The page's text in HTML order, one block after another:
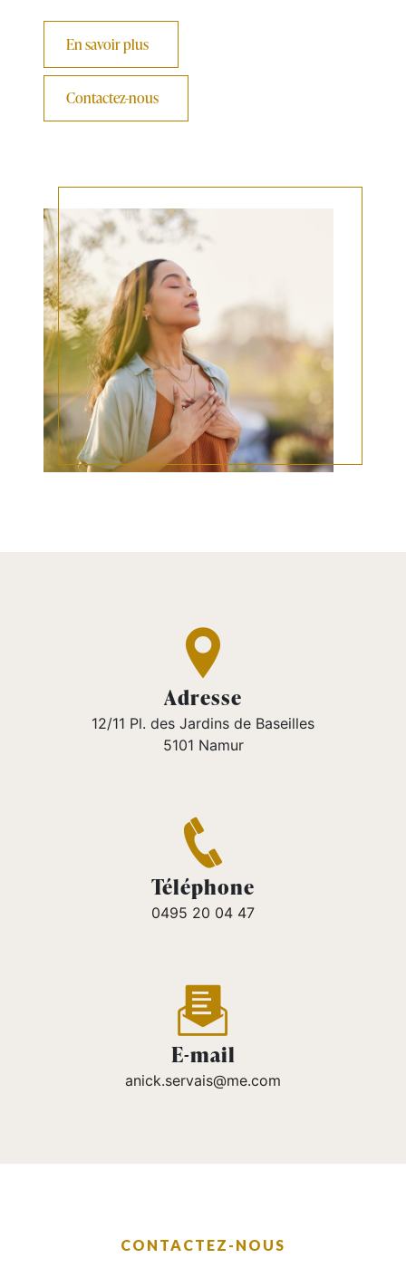
En savoir plus
Contactez-nous
Adresse
12/11 Pl. des Jardins de Baseilles
5101 Namur
Téléphone
0495 20 04 47
E-mail
anick.servais@me.com
CONTACTEZ-NOUS